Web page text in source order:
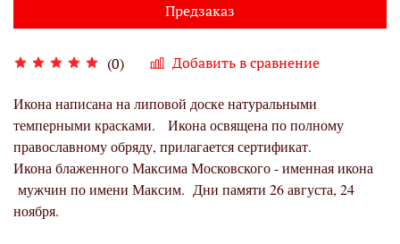
(0) Добавить в сравнение
Предзаказ
Икона написана на липовой доске натуральными
темперными красками. Икона освящена по полному
православному обряду, прилагается сертификат.
Икона блаженного Максима Московского - именная икона
мужчин по имени Максим. Дни памяти 26 августа, 24
ноября.